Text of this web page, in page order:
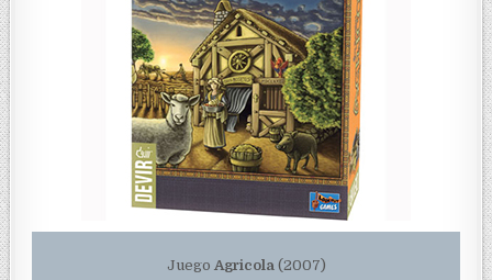
Juego Agricola (2007)